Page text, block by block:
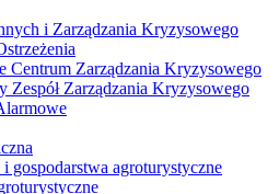
i Zarządzania Kryzysowego
Centrum Zarządzania Kryzysowego
Zespół Zarządzania Kryzysowego
gospodarstwa agroturystyczne